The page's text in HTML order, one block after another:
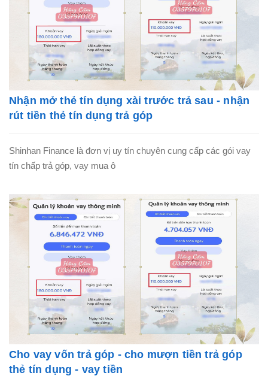
Nhận mở thẻ tín dụng xài trước trả sau - nhận
rút tiền thẻ tín dụng trả góp
Shinhan Finance là đơn vị uy tín chuyên cung cấp các gói vay
tín chấp trả góp, vay mua ô
Cho vay vốn trả góp - cho mượn tiền trả góp
thẻ tín dụng - vay tiền